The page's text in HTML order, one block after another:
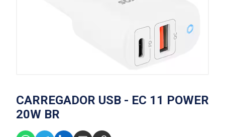
CARREGADOR USB - EC 11 POWER
20W BR